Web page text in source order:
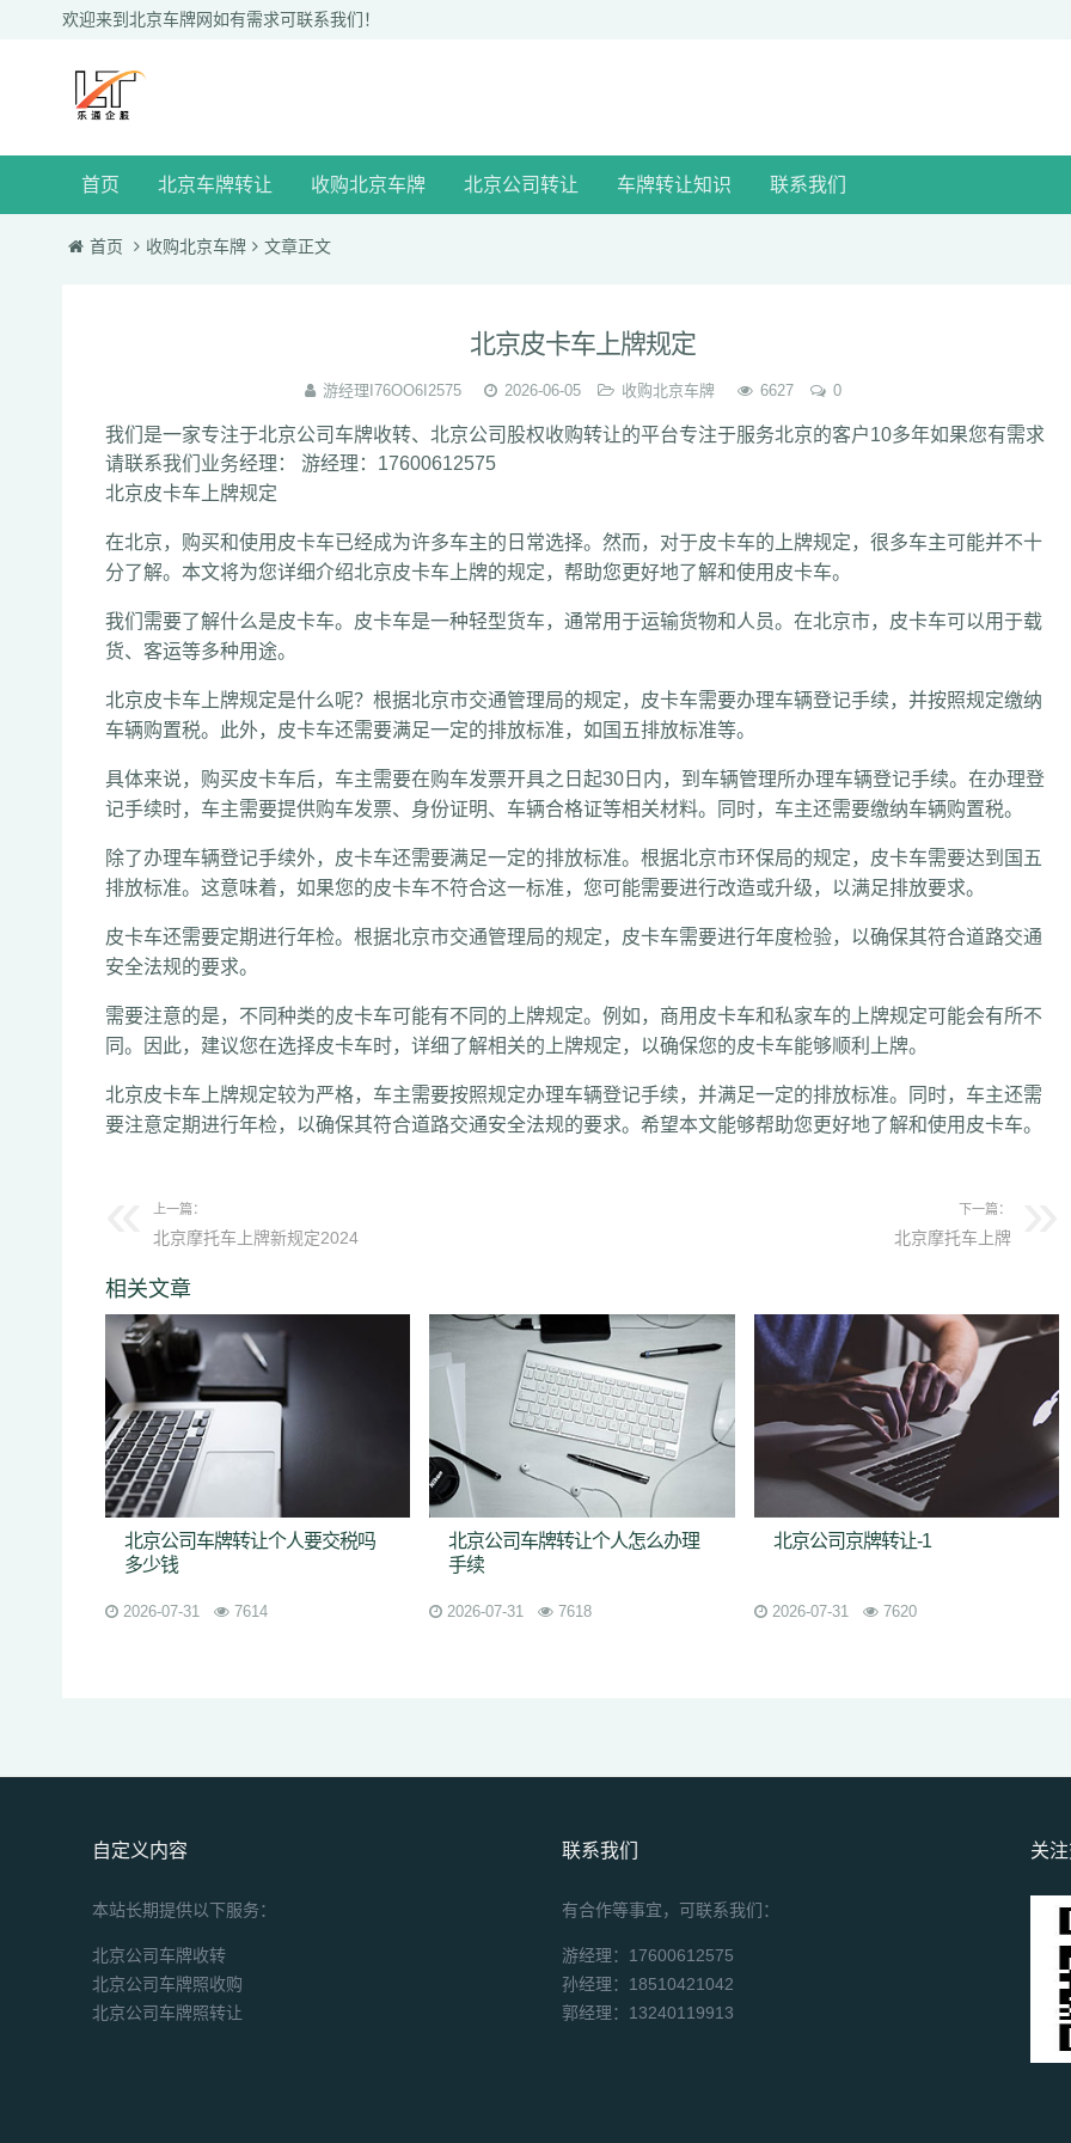
欢迎来到北京车牌网如有需求可联系我们！
首页 北京车牌转让 收购北京车牌 北京公司转让 车牌转让知识 联系我们
首页 收购北京车牌 文章正文
北京皮卡车上牌规定
游经理I76OO6I2575 2026-06-05 收购北京车牌 6627 0
我们是一家专注于北京公司车牌收转、北京公司股权收购转让的平台专注于服务北京的客户10多年如果您有需求
请联系我们业务经理： 游经理：17600612575
北京皮卡车上牌规定
在北京，购买和使用皮卡车已经成为许多车主的日常选择。然而，对于皮卡车的上牌规定，很多车主可能并不十
分了解。本文将为您详细介绍北京皮卡车上牌的规定，帮助您更好地了解和使用皮卡车。
我们需要了解什么是皮卡车。皮卡车是一种轻型货车，通常用于运输货物和人员。在北京市，皮卡车可以用于载
货、客运等多种用途。
北京皮卡车上牌规定是什么呢？根据北京市交通管理局的规定，皮卡车需要办理车辆登记手续，并按照规定缴纳
车辆购置税。此外，皮卡车还需要满足一定的排放标准，如国五排放标准等。
具体来说，购买皮卡车后，车主需要在购车发票开具之日起30日内，到车辆管理所办理车辆登记手续。在办理登
记手续时，车主需要提供购车发票、身份证明、车辆合格证等相关材料。同时，车主还需要缴纳车辆购置税。
除了办理车辆登记手续外，皮卡车还需要满足一定的排放标准。根据北京市环保局的规定，皮卡车需要达到国五
排放标准。这意味着，如果您的皮卡车不符合这一标准，您可能需要进行改造或升级，以满足排放要求。
皮卡车还需要定期进行年检。根据北京市交通管理局的规定，皮卡车需要进行年度检验，以确保其符合道路交通
安全法规的要求。
需要注意的是，不同种类的皮卡车可能有不同的上牌规定。例如，商用皮卡车和私家车的上牌规定可能会有所不
同。因此，建议您在选择皮卡车时，详细了解相关的上牌规定，以确保您的皮卡车能够顺利上牌。
北京皮卡车上牌规定较为严格，车主需要按照规定办理车辆登记手续，并满足一定的排放标准。同时，车主还需
要注意定期进行年检，以确保其符合道路交通安全法规的要求。希望本文能够帮助您更好地了解和使用皮卡车。
上一篇：
北京摩托车上牌新规定2024
下一篇：
北京摩托车上牌
相关文章
北京公司车牌转让个人要交税吗
多少钱
2026-07-31 7614
北京公司车牌转让个人怎么办理
手续
2026-07-31 7618
北京公司京牌转让-1
2026-07-31 7620
自定义内容
本站长期提供以下服务：
北京公司车牌收转
北京公司车牌照收购
北京公司车牌照转让
联系我们
有合作等事宜，可联系我们：
游经理：17600612575
孙经理：18510421042
郭经理：13240119913
关